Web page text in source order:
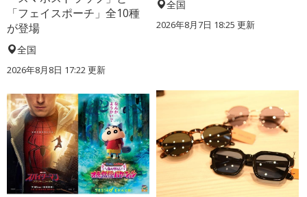
「フェイスポーチ」全10種
が登場
全国
2026年8月8日 17:22更新
全国
2026年8月7日 18:25 更新